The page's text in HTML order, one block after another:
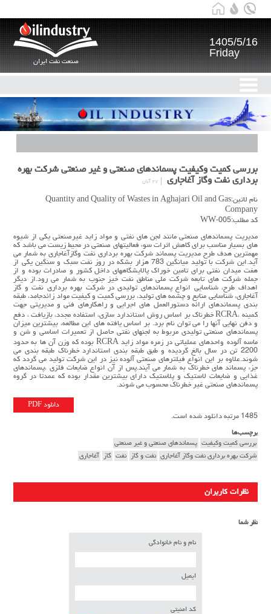
صنعت نفت ایران
1405/5/16
Friday
بررسي كميت وكيفيت پسماندهاي صنعتي و غير صنعتي شركت بهره
برداري نفت وگاز آغاجاري
۲۷ آبان
نام لاتین:Quantity and Quality of Wastes in Aghajari Oil and Gas
Company
کد مطلب:WW-005
مديريت پسماندهاي صنعتي مانند لجن هاي نفتي و مواد زايد غيرصنعتي يكي از شيوه
هاي بسيار مناسب براي كاهش اثرات سوء فعاليتهاي صنعتي در محيط زيست مي باشد كه
مهمترين هدف طرح مديريت پسماند شركت بهره برداري نفت وگازآغاجاري به شمار مي
آيد.اين شركت با توليد ميانگين 783 هزار بشكه در روز نفت سبك و سنگين يكي از
هفت ميدان نفتي براي تامين خوراك پالايشگاههاي داخل كشور و صادرات بوده و از
جمله شركت هاي تابعه شركت ملي مناطق نفت خيز جنوب به شمار مي رود.از ديگر
اهداف طرح، شناسايي انواع پسماندهاي توليدي در شركت بهره برداري نفت و گاز
آغاجاري، شناسايي منابع و چشمه هاي توليد، بررسي كميت و كيفيت مواد زائدجامد، طبقه
بندي پسماندهاي ارائه دستورالعمل هاي اجرايي و راهكارهاي فني و مديريتي جهت
كمينه ،RCRA خطرناك بر اساس روش استاندارد سازي، استفاده مجدد، بازيافت ، دفع
و دفن نهايي آنها را مي توان نام برد. بر اساس يافته هاي اين مطالعه، بيشترين ميزان
پسماندهاي صنعتي توليدي مربوط به لجنهاي نفتي حاصل از تعميرات اساسي و شن و
ماسه آلوده واحدهاي عملياتي در زمره مواد زايد RCRA بوده كه وزن آن ها به حدود
2200 تن در سال بالغ گرديده و طبق طبقه بندي استاندارد خطرناك طبقه بندي مي
شوند.علاوه بر اين انواع فيلترهاي صنعتي آلوده نيز در اين شركت توليد مي گردد كه
جزء پسماند هاي خطرناك به شمار مي آيند.پس از آن انواع ضايعات فلزي ،پسماندهاي
غذايي و ضايعات لاستيك و پلاستيك داراي بيشترين مقدار بوده كه عمدتا در گروه
پسماندهاي صنعتي غير خطرناك محسوب مي شوند.
دانلود PDF
1485 مرتبه دانلود شده است.
برچسب‌ها
بررسي كميت وكيفيت پسماندهاي صنعتي و غير صنعتي
شركت بهره برداري نفت وگاز آغاجاري نفت و گاز نفت گاز آغاجاری
نظرات کاربران
نظر شما
نام و نام خانوادگی
ایمیل
کد امنیتی